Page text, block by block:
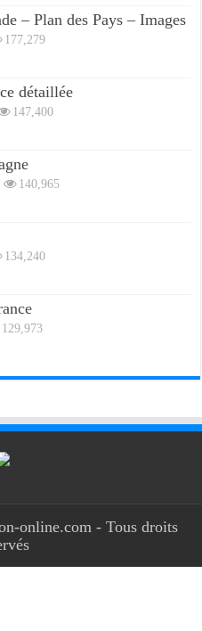
– Plan des Pays – Images
177,279
détaillée
147,400
140,965
134,240
129,973
online.com - Tous droits